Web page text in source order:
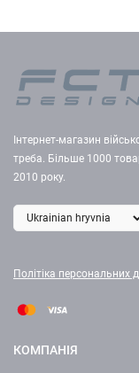
Інтернет-магазин
треба. Більше 1000
2010 року.
Політіка персональних
КОМПАНІЯ